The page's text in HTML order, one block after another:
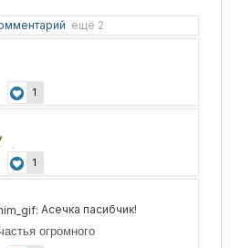
ещё 2
1
1
Асечка пасибчик!
огромного